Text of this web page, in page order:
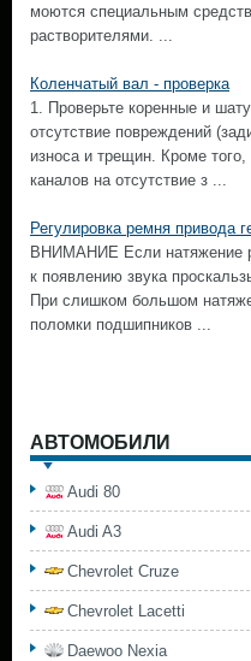
моются специальным
растворителями. ...
Коленчатый вал - проверка
1. Проверьте коренные и
отсутствие повреждений
износа и трещин. Кроме
каналов на отсутствие з ...
Регулировка ремня привода
ВНИМАНИЕ Если натяжение
к появлению звука
При слишком большом
поломки подшипников ...
АВТОМОБИЛИ
Audi 80
Audi A3
Chevrolet Cruze
Chevrolet Lacetti
Daewoo Nexia